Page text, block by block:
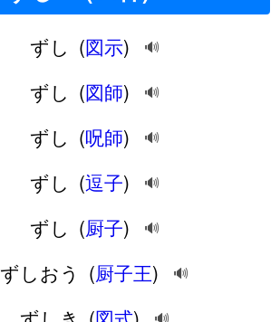
ずし (図示) 🔊
ずし (図師) 🔊
ずし (呪師) 🔊
ずし (逗子) 🔊
ずし (厨子) 🔊
ずしおう (厨子王) 🔊
🔊